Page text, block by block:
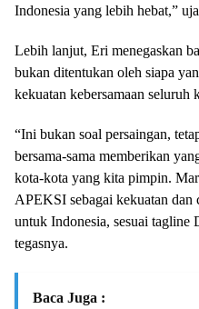
Indonesia yang lebih hebat,”
Lebih lanjut, Eri menegaskan
bukan ditentukan oleh siapa
kekuatan kebersamaan seluruh
“Ini bukan soal persaingan,
bersama-sama memberikan
kota-kota yang kita pimpin.
APEKSI sebagai kekuatan dan
untuk Indonesia, sesuai
tegasnya.
Baca Juga :